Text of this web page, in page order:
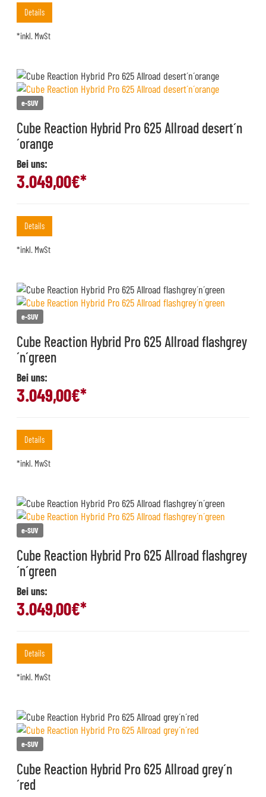
Details
*inkl. MwSt
e-SUV
Cube Reaction Hybrid Pro 625 Allroad desert´n
´orange
Bei uns:
3.049,00€*
Details
*inkl. MwSt
e-SUV
Cube Reaction Hybrid Pro 625 Allroad flashgrey
´n´green
Bei uns:
3.049,00€*
Details
*inkl. MwSt
e-SUV
Cube Reaction Hybrid Pro 625 Allroad flashgrey
´n´green
Bei uns:
3.049,00€*
Details
*inkl. MwSt
e-SUV
Cube Reaction Hybrid Pro 625 Allroad grey´n
´red